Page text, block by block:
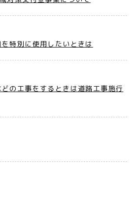
特別に使用したいときは
の工事をするときは道路工事施行